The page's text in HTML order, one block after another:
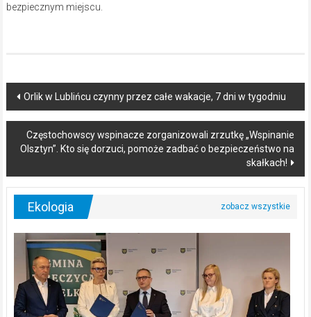
bezpiecznym miejscu.
Post
navigation
Orlik w Lublińcu czynny przez całe wakacje, 7 dni w tygodniu
Częstochowscy wspinacze zorganizowali zrzutkę „Wspinanie
Olsztyn”. Kto się dorzuci, pomoże zadbać o bezpieczeństwo na
skałkach!
Ekologia